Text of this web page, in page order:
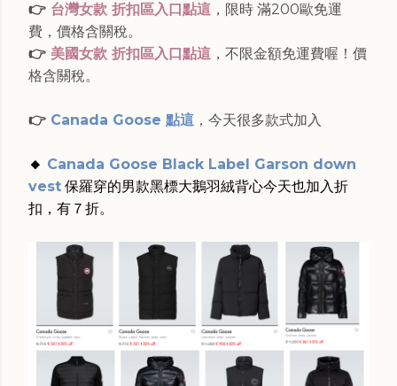
👉 台灣女款 折扣區入口點這 ，限時 滿200歐免運
費，價格含關稅。
👉 美國女款 折扣區入口點這 ，不限金額免運費喔！價
格含關稅。
👉 Canada Goose 點這 ，今天很多款式加入
🔸 Canada Goose Black Label Garson down
vest 保羅穿的男款黑標大鵝羽絨背心今天也加入折
扣，有７折。